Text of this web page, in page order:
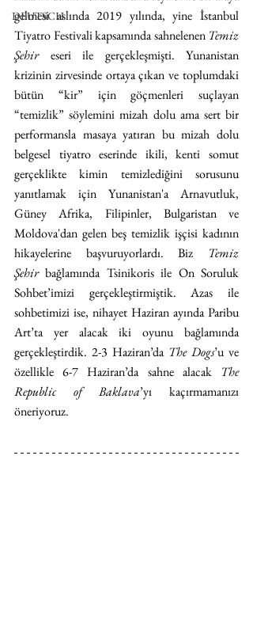
DEUTSCH
gelmesi aslında 2019 yılında, yine İstanbul
Tiyatro Festivali kapsamında sahnelenen Temiz
Şehir eseri ile gerçekleşmişti. Yunanistan
krizinin zirvesinde ortaya çıkan ve toplumdaki
bütün “kir” için göçmenleri suçlayan
“temizlik” söylemini mizah dolu ama sert bir
performansla masaya yatıran bu mizah dolu
belgesel tiyatro eserinde ikili, kenti somut
gerçeklikte kimin temizlediğini sorusunu
yanıtlamak için Yunanistan'a Arnavutluk,
Güney Afrika, Filipinler, Bulgaristan ve
Moldova'dan gelen beş temizlik işçisi kadının
hikayelerine başvuruyorlardı. Biz Temiz
Şehir bağlamında Tsinikoris ile On Soruluk
Sohbet’imizi gerçekleştirmiştik. Azas ile
sohbetimizi ise, nihayet Haziran ayında Paribu
Art’ta yer alacak iki oyunu bağlamında
gerçekleştirdik. 2-3 Haziran’da The Dogs’u ve
özellikle 6-7 Haziran’da sahne alacak The
Republic of Baklava’yı kaçırmamanızı
öneriyoruz.